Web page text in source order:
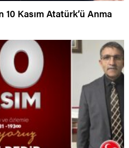
10 Kasım Atatürk’ü Anma